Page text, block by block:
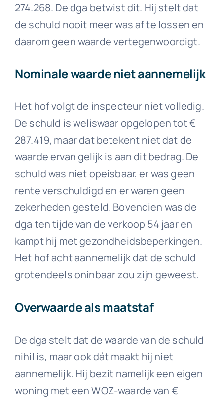
274.268. De dga betwist dit. Hij stelt dat
de schuld nooit meer was af te lossen en
daarom geen waarde vertegenwoordigt.
Nominale waarde niet aannemelijk
Het hof volgt de inspecteur niet volledig.
De schuld is weliswaar opgelopen tot €
287.419, maar dat betekent niet dat de
waarde ervan gelijk is aan dit bedrag. De
schuld was niet opeisbaar, er was geen
rente verschuldigd en er waren geen
zekerheden gesteld. Bovendien was de
dga ten tijde van de verkoop 54 jaar en
kampt hij met gezondheidsbeperkingen.
Het hof acht aannemelijk dat de schuld
grotendeels oninbaar zou zijn geweest.
Overwaarde als maatstaf
De dga stelt dat de waarde van de schuld
nihil is, maar ook dát maakt hij niet
aannemelijk. Hij bezit namelijk een eigen
woning met een WOZ-waarde van €